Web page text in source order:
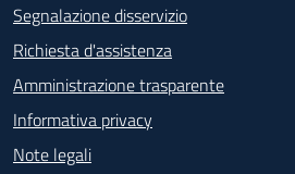
Segnalazione disservizio
Richiesta d'assistenza
Amministrazione trasparente
Informativa privacy
Note legali